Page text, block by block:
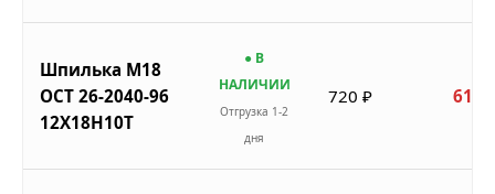
Шпилька М18
ОСТ 26-2040-96
12Х18Н10Т
● В
НАЛИЧИИ
Отгрузка 1-2
дня
720 ₽ 612